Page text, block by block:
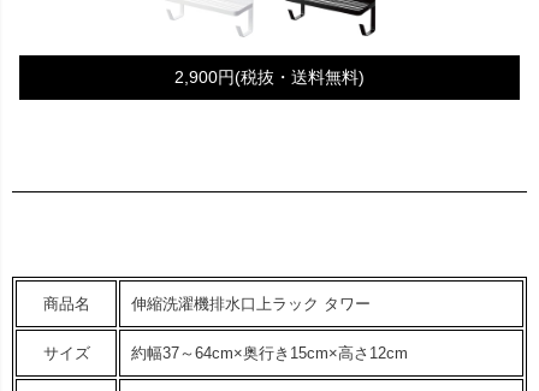
2,900円(税抜・送料無料)
商品名 伸縮洗濯機排水口上ラック タワー
サイズ 約幅37～64cm×奥行き15cm×高さ12cm